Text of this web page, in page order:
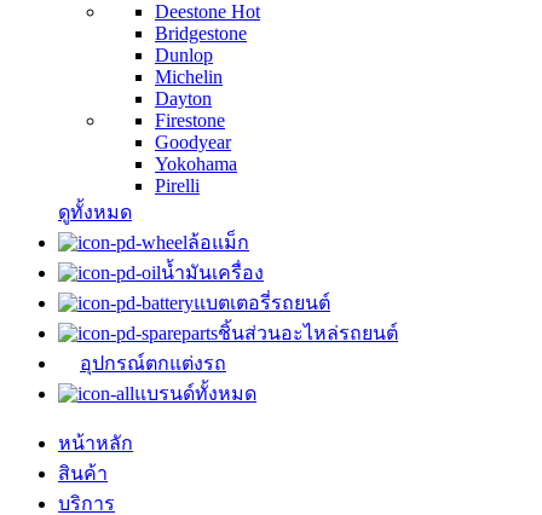
Deestone Hot
Bridgestone
Dunlop
Michelin
Dayton
Firestone
Goodyear
Yokohama
Pirelli
ดูทั้งหมด
ล้อแม็ก
น้ำมันเครื่อง
แบตเตอรี่รถยนต์
ชิ้นส่วนอะไหล่รถยนต์
อุปกรณ์ตกแต่งรถ
แบรนด์ทั้งหมด
หน้าหลัก
สินค้า
บริการ